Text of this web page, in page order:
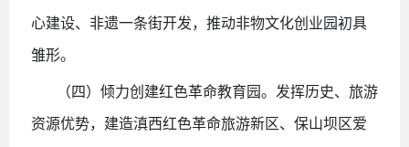
心建设、非遗一条街开发，推动非物文化创业园初具
雏形。
（四）倾力创建红色革命教育园。发挥历史、旅游
资源优势，建造滇西红色革命旅游新区、保山坝区爱